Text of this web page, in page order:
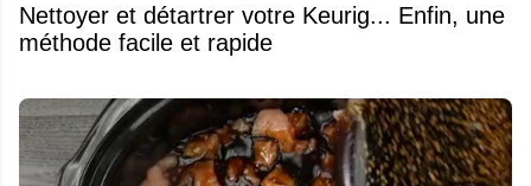
Nettoyer et détartrer votre Keurig... Enfin, une
méthode facile et rapide